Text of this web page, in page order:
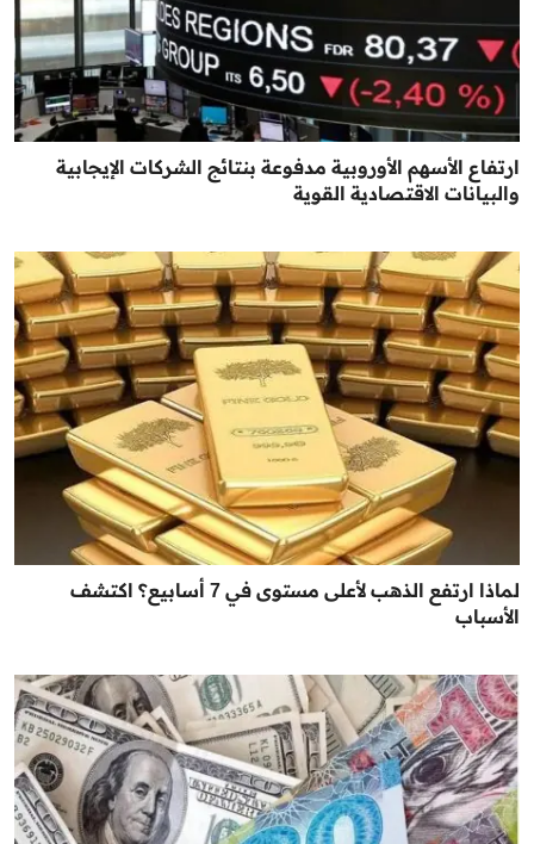
ارتفاع الأسهم الأوروبية مدفوعة بنتائج الشركات الإيجابية
والبيانات الاقتصادية القوية
لماذا ارتفع الذهب لأعلى مستوى في 7 أسابيع؟ اكتشف
الأسباب